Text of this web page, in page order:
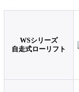
WSシリーズ
自走式ローリフト